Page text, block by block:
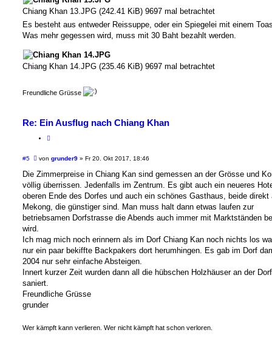
Chiang Khan 13.JPG (242.41 KiB) 9697 mal betrachtet
Es besteht aus entweder Reissuppe, oder ein Spiegelei mit einem
Was mehr gegessen wird, muss mit 30 Baht bezahlt werden.
Chiang Khan 14.JPG (235.46 KiB) 9697 mal betrachtet
Freundliche Grüsse
Re: Ein Ausflug nach Chiang Khan
#5
B
i
r
a
von grunder9 » Fr 20. Okt 2017, 18:46
Die Zimmerpreise in Chiang Kan sind gemessen an der Grösse und
völlig überrissen. Jedenfalls im Zentrum. Es gibt auch ein neueres
oberen Ende des Dorfes und auch ein schönes Gasthaus, beide direkt
Mekong, die günstiger sind. Man muss halt dann etwas laufen zur
betriebsamen Dorfstrasse die Abends auch immer mit Marktständen
wird.
Ich mag mich noch erinnern als im Dorf Chiang Kan noch nichts los
nur ein paar bekiffte Backpakers dort herumhingen. Es gab im Dorf
2004 nur sehr einfache Absteigen.
Innert kurzer Zeit wurden dann all die hübschen Holzhäuser an der
saniert.
Freundliche Grüsse
grunder
Wer kämpft kann verlieren. Wer nicht kämpft hat schon verloren.